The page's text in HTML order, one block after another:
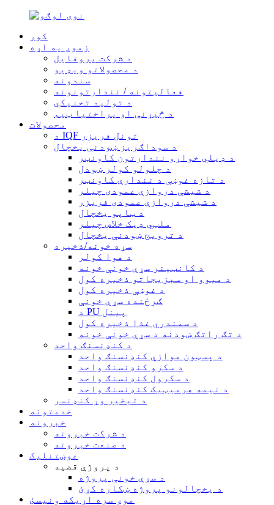
کور
زموږ په اړه
د شرکت پروفایل
د محصولاتو ویډیو
سندونه
فعالیتونه / نندارتونونه
د تولید تخنیکي
د څیړنې او پراختیا ټیم
محصولات
د IQF تونل فریزر
د سوداګریز ښودنې یخچال
د ډیلي خواړو نندارتون کاونټر
د چلولو کولر ښودل
د تازه غوښې د نندارې کاونټر
د شیشې دروازې عمودی چیلر
د شیشې دروازې عمودی فریزر
د ټاپو یخچال
ملټي ډیک خلاص چیلر
د ترویج ښودنې یخچال
سړه خونه/ذخیره
د هوا کولر
د کانټینر سړې خونې خونه
د میوو او سبزیجاتو ذخیره کول
د غوښې ذخیره کول
ګرځنده سړې خونې
د PU پینل
د سمندري غذا ذخیره کول
د تګ راتګ ښودنه د سړې خونې خونه
د کنډنسنګ واحد
د پسټون موازي کنډنسنګ واحد
د سکرو کنډنسنګ واحد
د سکرول کنډنسنګ واحد
د نیمه هرمیټیک کنډنسنګ واحد
د تبخیر وړ کنډنسر
خدمتونه
خبرونه
د شرکت خبرونه
د صنعت خبرونه
غوښتنلیک
د پروژې قضیه
د سړې خونې پروژه
د یخچالونو پروژه ښکاره کړئ
موږ سره اړیکه ونیسئ